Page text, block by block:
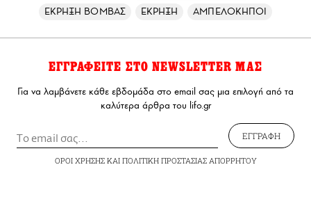
ΕΚΡΗΞΗ ΒΟΜΒΑΣ
ΕΚΡΗΞΗ ΑΜΠΕΛΟΚΗΠΟΙ
ΕΓΓΡΑΦΕΙΤΕ ΣΤΟ NEWSLETTER ΜΑΣ
Για να λαμβάνετε κάθε εβδομάδα στο email σας μια επιλογή από τα
καλύτερα άρθρα του lifo.gr
ΕΓΓΡΑΦΗ
ΟΡΟΙ ΧΡΗΣΗΣΚΑΙ ΠΟΛΙΤΙΚΗ ΠΡΟΣΤΑΣΙΑΣ ΑΠΟΡΡΗΤΟΥ